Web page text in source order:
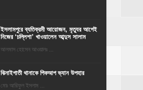
‎ইসলামপুরে ব্যতিক্রমী আয়োজন, মৃত্যুর আগেই
নিজের ‘চল্লিশা’ খাওয়ালেন আব্দুস সালাম
আলমাস হোসেন আওয়ালঃ ...
ঝিনাইগাতী থানাকে পিকআপ ভ্যান উপহার
মোঃ আরিফুল ইসলাম ...